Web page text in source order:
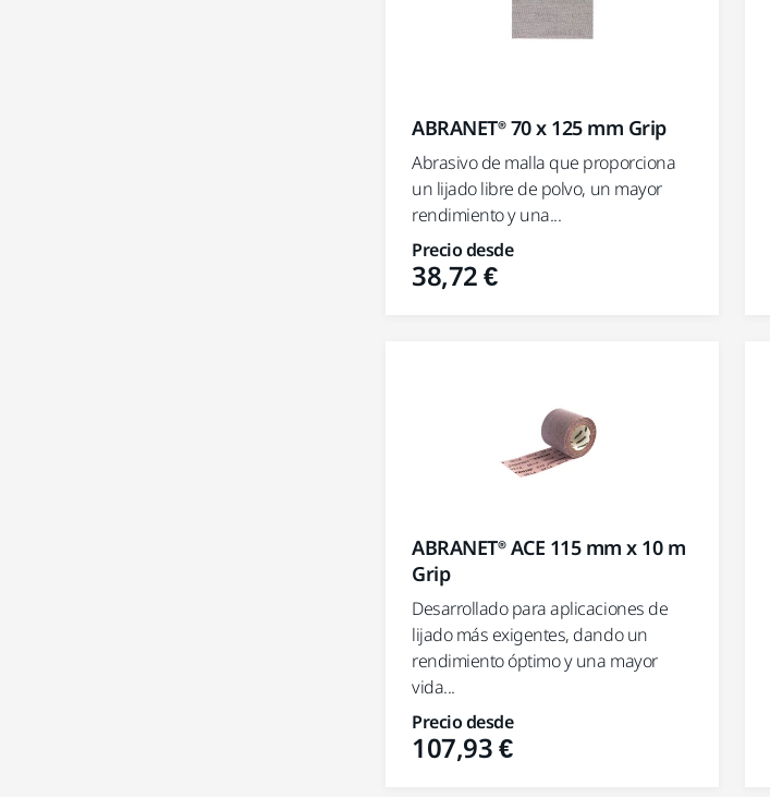
ABRANET® 70 x 125 mm Grip
Abrasivo de malla que proporciona
un lijado libre de polvo, un mayor
rendimiento y una...
Precio desde
38,72 €
ABRANET® ACE 115 mm x 10 m
Grip
Desarrollado para aplicaciones de
lijado más exigentes, dando un
rendimiento óptimo y una mayor
vida...
Precio desde
107,93 €